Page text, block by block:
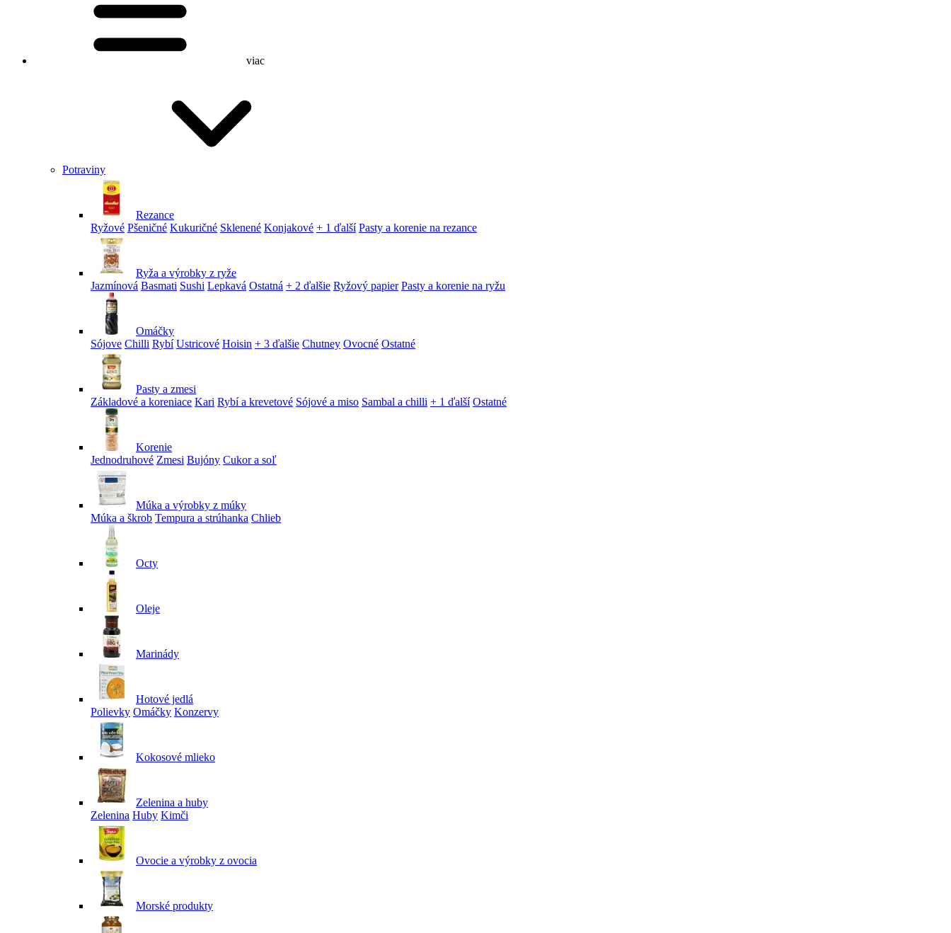
viac
Potraviny
Rezance
Ryžové Pšeničné Kukuričné Sklenené Konjakové + 1 ďalší Pasty a korenie na rezance
Ryža a výrobky z ryže
Jazmínová Basmati Sushi Lepkavá Ostatná + 2 ďalšie Ryžový papier Pasty a korenie na ryžu
Omáčky
Sójove Chilli Rybí Ustricové Hoisin + 3 ďalšie Chutney Ovocné Ostatné
Pasty a zmesi
Základové a koreniace Kari Rybí a krevetové Sójové a miso Sambal a chilli + 1 ďalší Ostatné
Korenie
Jednodruhové Zmesi Bujóny Cukor a soľ
Múka a výrobky z múky
Múka a škrob Tempura a strúhanka Chlieb
Octy
Oleje
Marinády
Hotové jedlá
Polievky Omáčky Konzervy
Kokosové mlieko
Zelenina a huby
Zelenina Huby Kimči
Ovocie a výrobky z ovocia
Morské produkty